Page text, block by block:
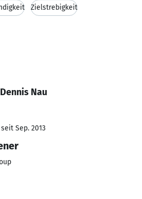
Zielstrebigkeit
Nau
seit Sep. 2013